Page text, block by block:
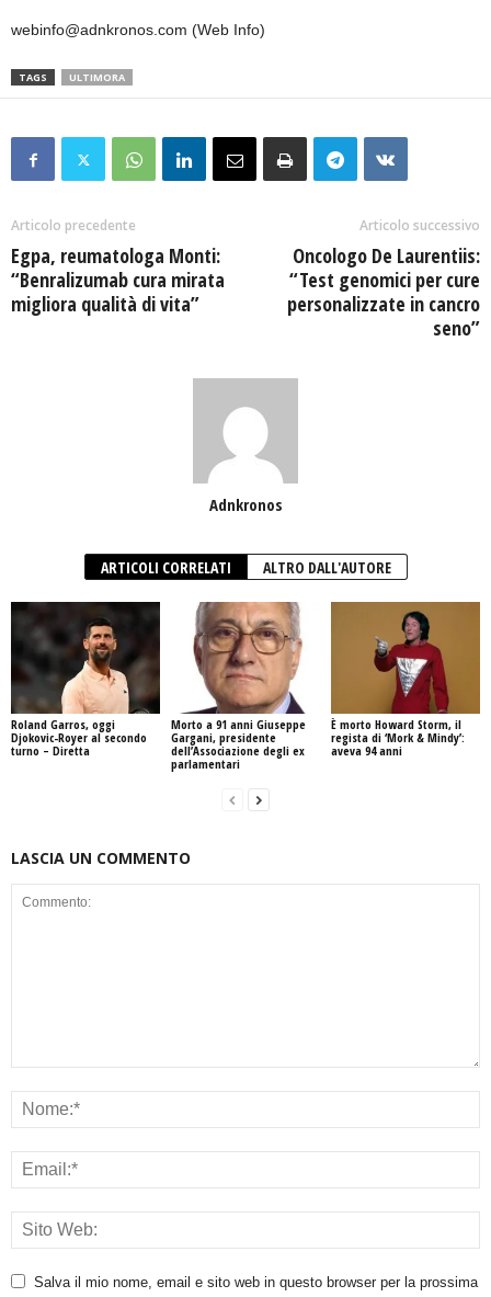
webinfo@adnkronos.com (Web Info)
TAGS ULTIMORA
Articolo precedente
Egpa, reumatologa Monti:
“Benralizumab cura mirata
migliora qualità di vita”
Articolo successivo
Oncologo De Laurentiis:
“Test genomici per cure
personalizzate in cancro
seno”
Adnkronos
ARTICOLI CORRELATI ALTRO DALL'AUTORE
Roland Garros, oggi
Djokovic-Royer al secondo
turno – Diretta
Morto a 91 anni Giuseppe
Gargani, presidente
dell’Associazione degli ex
parlamentari
È morto Howard Storm, il
regista di ‘Mork & Mindy’:
aveva 94 anni
LASCIA UN COMMENTO
Salva il mio nome, email e sito web in questo browser per la prossima